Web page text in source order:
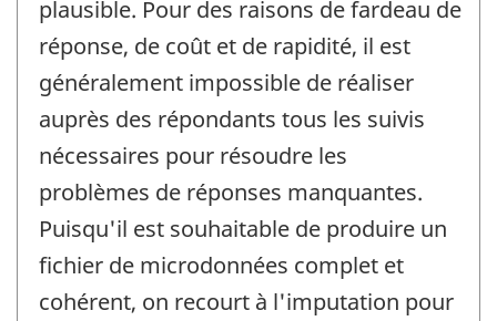
plausible. Pour des raisons de fardeau de
réponse, de coût et de rapidité, il est
généralement impossible de réaliser
auprès des répondants tous les suivis
nécessaires pour résoudre les
problèmes de réponses manquantes.
Puisqu'il est souhaitable de produire un
fichier de microdonnées complet et
cohérent, on recourt à l'imputation pour